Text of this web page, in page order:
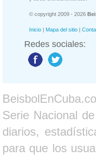
© copyright 2009 - 2026
Inicio | Mapa del sitio |
Redes sociales:
Serie Nacional
diarios,
para que los